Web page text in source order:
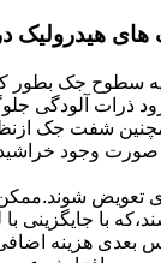
هیدرولیک
سطوح جک بطور
ذرات آلودگی
شفت جک
وجود
تعویض
با جایگزینی
هزینه